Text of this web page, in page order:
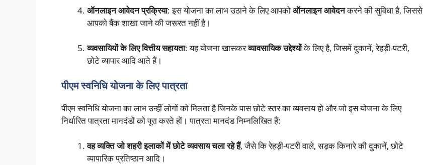
ऑनलाइन आवेदन प्रक्रिया: इस योजना का लाभ उठाने के लिए आपकोऑनलाइन आवेदनकरने की सुविधा है, जिससे
आपको बैंक शाखा जाने की जरूरत नहीं है।
व्यवसायियों के लिए वित्तीय सहायता: यह योजना खासकरव्यावसायिक उद्देश्योंके लिए है, जिसमें दुकानें, रेहड़ी-पटरी,
छोटे व्यापार आदि आते हैं।
पीएम स्वनिधि योजना के लिए पात्रता
पीएम स्वनिधि योजना का लाभ उन्हीं लोगों को मिलता है जिनके पास छोटे स्तर का व्यवसाय हो और जो इस योजना के लिए
निर्धारित पात्रता मानदंडों को पूरा करते हों। पात्रता मानदंड निम्नलिखित हैं:
वह व्यक्ति जो शहरी इलाकों में छोटे व्यवसाय चला रहे हैं, जैसे कि रेहड़ी-पटरी वाले, सड़क किनारे की दुकानें, छोटे
व्यापारिक प्रतिष्ठान आदि।